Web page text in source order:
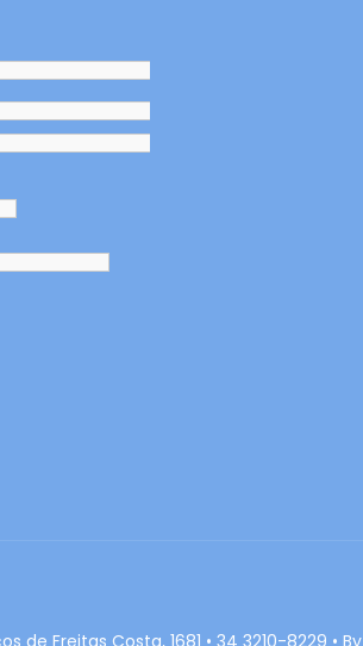
de Freitas Costa, 1681 • 34 3210-8229 • By